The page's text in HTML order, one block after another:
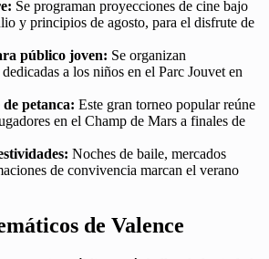
Se programan proyecciones de cine bajo
y principios de agosto, para el disfrute de
público joven: Se organizan
a los niños en el Parc Jouvet en
petanca: Este gran torneo popular reúne
en el Champ de Mars a finales de
Noches de baile, mercados
de convivencia marcan el verano
de Valence